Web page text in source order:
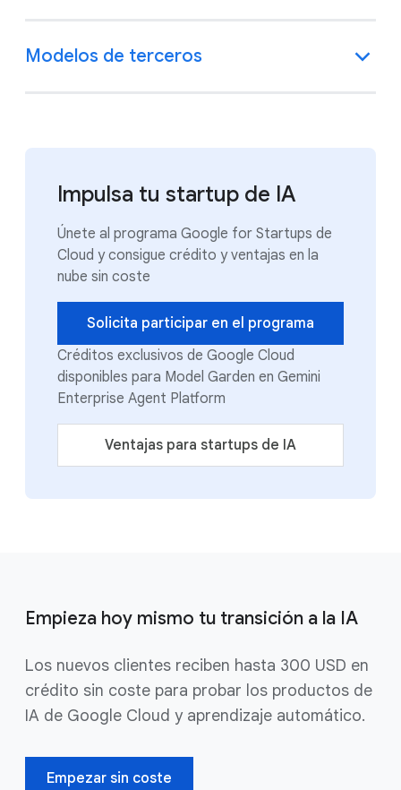
Modelos de terceros
Impulsa tu startup de IA
Únete al programa Google for Startups de
Cloud y consigue crédito y ventajas en la
nube sin coste
Solicita participar en el programa
Créditos exclusivos de Google Cloud
disponibles para Model Garden en Gemini
Enterprise Agent Platform
Ventajas para startups de IA
Empieza hoy mismo tu transición a la IA
Los nuevos clientes reciben hasta 300 USD en
crédito sin coste para probar los productos de
IA de Google Cloud y aprendizaje automático.
Empezar sin coste